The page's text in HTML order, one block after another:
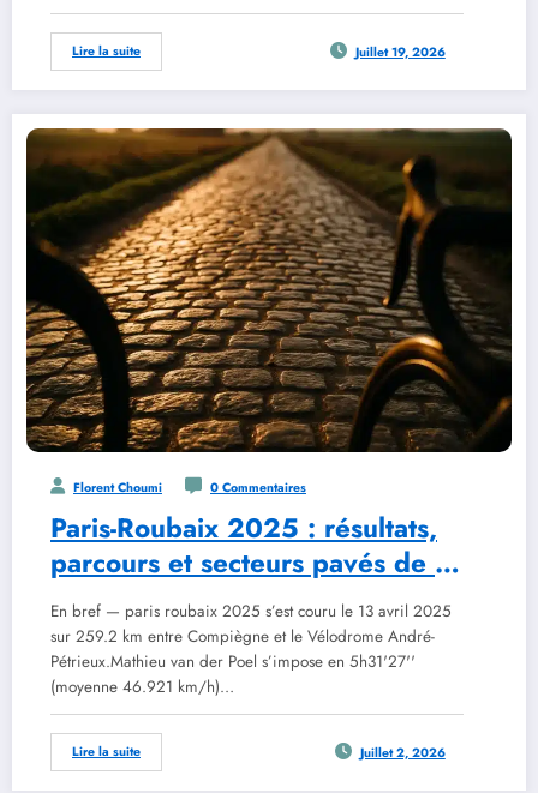
Lire la suite Juillet 19, 2026
Florent Choumi 0 Commentaires
Paris-Roubaix 2025 : résultats,
parcours et secteurs pavés de la
122e édition
En bref — paris roubaix 2025 s’est couru le 13 avril 2025
sur 259.2 km entre Compiègne et le Vélodrome André-
Pétrieux.Mathieu van der Poel s’impose en 5h31'27''
(moyenne 46.921 km/h)…
Lire la suite Juillet 2, 2026